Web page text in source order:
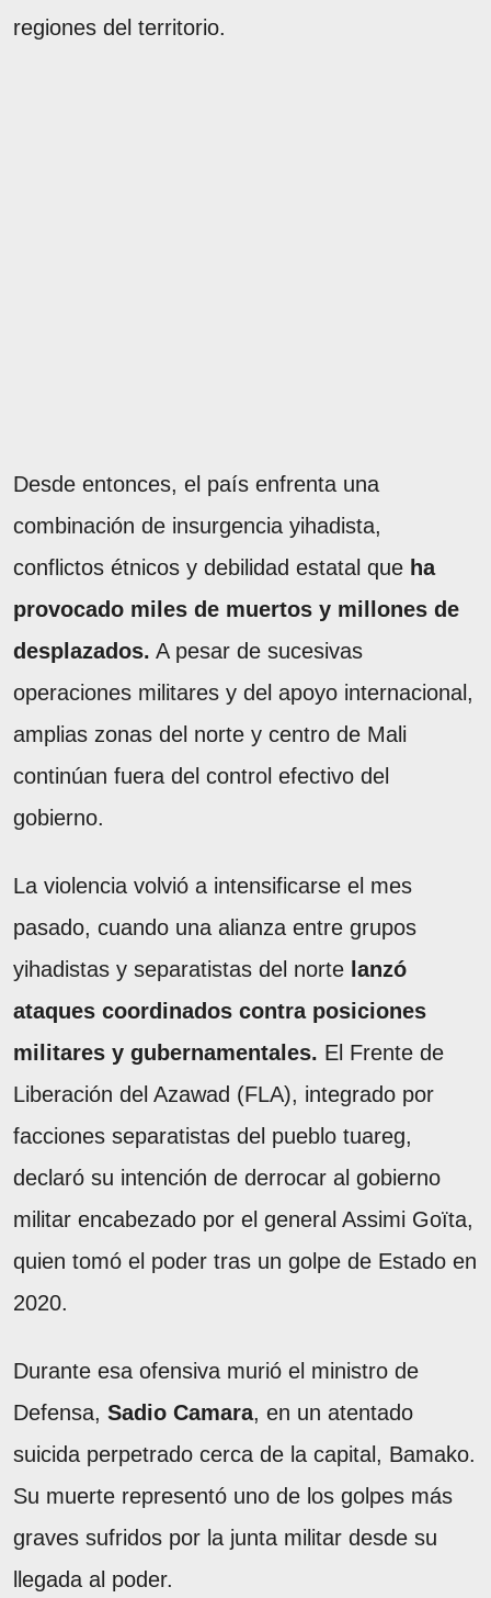
regiones del territorio.
Desde entonces, el país enfrenta una
combinación de insurgencia yihadista,
conflictos étnicos y debilidad estatal que ha
provocado miles de muertos y millones de
desplazados. A pesar de sucesivas
operaciones militares y del apoyo internacional,
amplias zonas del norte y centro de Mali
continúan fuera del control efectivo del
gobierno.
La violencia volvió a intensificarse el mes
pasado, cuando una alianza entre grupos
yihadistas y separatistas del norte lanzó
ataques coordinados contra posiciones
militares y gubernamentales. El Frente de
Liberación del Azawad (FLA), integrado por
facciones separatistas del pueblo tuareg,
declaró su intención de derrocar al gobierno
militar encabezado por el general Assimi Goïta,
quien tomó el poder tras un golpe de Estado en
2020.
Durante esa ofensiva murió el ministro de
Defensa, Sadio Camara, en un atentado
suicida perpetrado cerca de la capital, Bamako.
Su muerte representó uno de los golpes más
graves sufridos por la junta militar desde su
llegada al poder.